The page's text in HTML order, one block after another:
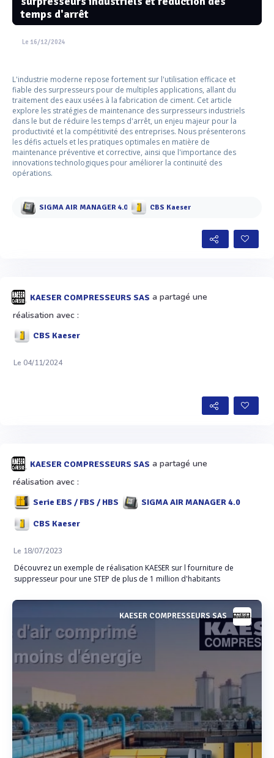
temps d'arrêt
Le 16/12/2024
L'industrie moderne repose fortement sur l'utilisation efficace et
fiable des surpresseurs pour de multiples applications, allant du
traitement des eaux usées à la fabrication de ciment. Cet article
explore les stratégies de maintenance des surpresseurs industriels
dans le but de réduire les temps d'arrêt, un enjeu majeur pour la
productivité et la compétitivité des entreprises. Nous présenterons
les défis actuels et les pratiques optimales en matière de
maintenance préventive et corrective, ainsi que l'importance des
innovations technologiques pour améliorer la continuité des
opérations.
SIGMA AIR MANAGER 4.0 CBS Kaeser
KAESER COMPRESSEURS SAS a partagé une
réalisation avec :
CBS Kaeser
Le 04/11/2024
KAESER COMPRESSEURS SAS a partagé une
réalisation avec :
Serie EBS / FBS / HBS SIGMA AIR MANAGER 4.0
CBS Kaeser
Le 18/07/2023
Découvrez un exemple de réalisation KAESER sur l fourniture de
suppresseur pour une STEP de plus de 1 million d'habitants
KAESER COMPRESSEURS SAS